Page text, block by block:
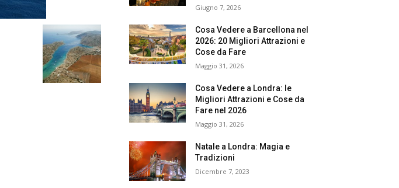
Giugno 7, 2026
Cosa Vedere a Barcellona nel
2026: 20 Migliori Attrazioni e
Cose da Fare
Maggio 31, 2026
Cosa Vedere a Londra: le
Migliori Attrazioni e Cose da
Fare nel 2026
Maggio 31, 2026
Natale a Londra: Magia e
Tradizioni
Dicembre 7, 2023